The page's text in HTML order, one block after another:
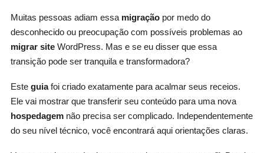
Muitas pessoas adiam essa migraçãopor medo do
desconhecido ou preocupação com possíveis problemas ao
migrar siteWordPress. Mas e se eu disser que essa
transição pode ser tranquila e transformadora?
Este guiafoi criado exatamente para acalmar seus receios.
Ele vai mostrar que transferir seu conteúdo para uma nova
hospedagemnão precisa ser complicado. Independentemente
do seu nível técnico, você encontrará aqui orientações claras.